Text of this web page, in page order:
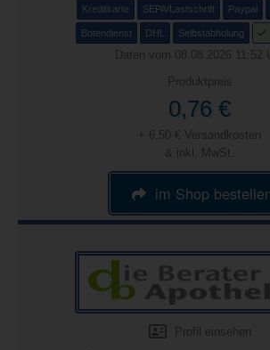
Kreditkarte SEPA/Lastschrift Paypal
Botendienst DHL Selbstabholung
Daten vom 08.08.2026 11:52
Produktpreis
0,76 €
+ 6,50 € Versandkosten
& inkl. MwSt.
im Shop
Profil einsehen